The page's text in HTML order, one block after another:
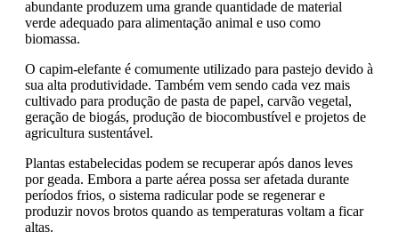
abundante produzem uma grande quantidade de material
verde adequado para alimentação animal e uso como
biomassa.
O capim-elefante é comumente utilizado para pastejo devido à
sua alta produtividade. Também vem sendo cada vez mais
cultivado para produção de pasta de papel, carvão vegetal,
geração de biogás, produção de biocombustível e projetos de
agricultura sustentável.
Plantas estabelecidas podem se recuperar após danos leves
por geada. Embora a parte aérea possa ser afetada durante
períodos frios, o sistema radicular pode se regenerar e
produzir novos brotos quando as temperaturas voltam a ficar
altas.